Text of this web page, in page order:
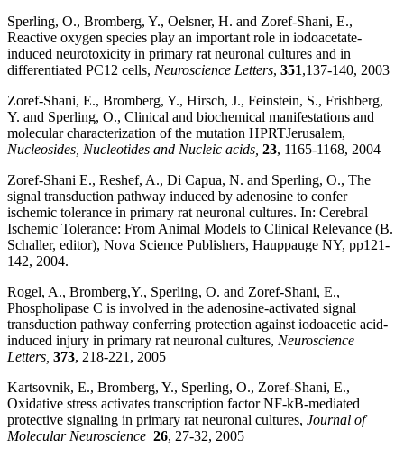
Sperling, O., Bromberg, Y., Oelsner, H. and Zoref-Shani, E.,
Reactive oxygen species play an important role in iodoacetate-
induced neurotoxicity in primary rat neuronal cultures and in
differentiated PC12 cells, Neuroscience Letters, 351,137-140, 2003
Zoref-Shani, E., Bromberg, Y., Hirsch, J., Feinstein, S., Frishberg,
Y. and Sperling, O., Clinical and biochemical manifestations and
molecular characterization of the mutation HPRTJerusalem,
Nucleosides, Nucleotides and Nucleic acids, 23, 1165-1168, 2004
Zoref-Shani E., Reshef, A., Di Capua, N. and Sperling, O., The
signal transduction pathway induced by adenosine to confer
ischemic tolerance in primary rat neuronal cultures. In: Cerebral
Ischemic Tolerance: From Animal Models to Clinical Relevance (B.
Schaller, editor), Nova Science Publishers, Hauppauge NY, pp121-
142, 2004.
Rogel, A., Bromberg,Y., Sperling, O. and Zoref-Shani, E.,
Phospholipase C is involved in the adenosine-activated signal
transduction pathway conferring protection against iodoacetic acid-
induced injury in primary rat neuronal cultures, Neuroscience
Letters, 373, 218-221, 2005
Kartsovnik, E., Bromberg, Y., Sperling, O., Zoref-Shani, E.,
Oxidative stress activates transcription factor NF-kB-mediated
protective signaling in primary rat neuronal cultures, Journal of
Molecular Neuroscience 26, 27-32, 2005